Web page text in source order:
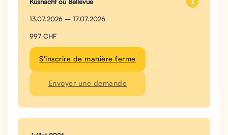
13.07.2026 – 17.07.2026
997 CHF
S'inscrire de manière ferme
Envoyer une demande